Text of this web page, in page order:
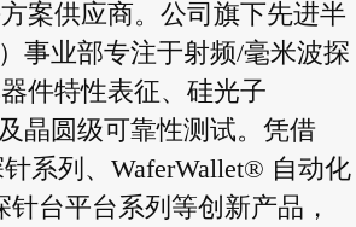
案供应商。公司旗下先进半
事业部专注于射频/毫米波探
件特性表征、硅光子
及晶圆级可靠性测试。凭借
系列、WaferWallet® 自动化
针台平台系列等创新产品，